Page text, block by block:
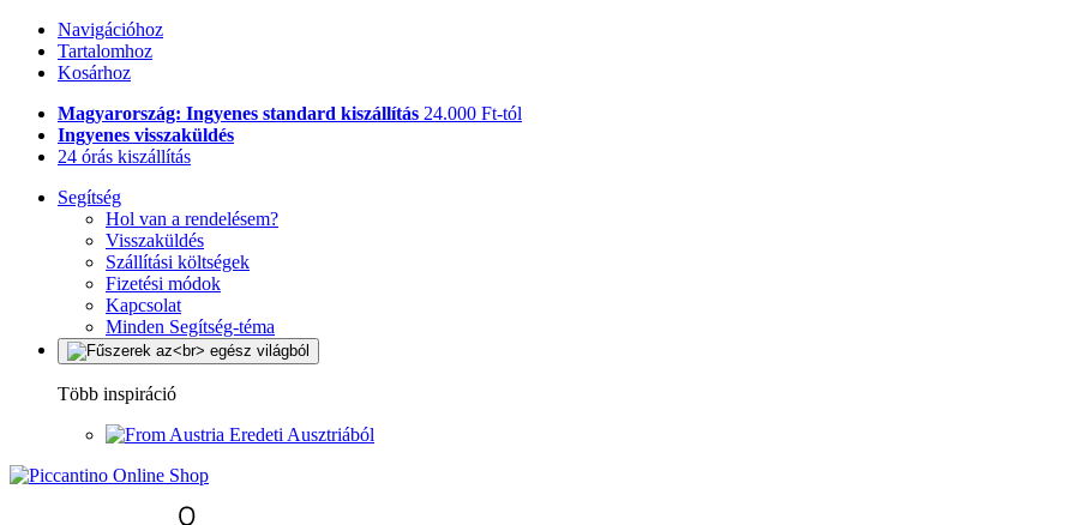
Navigációhoz
Tartalomhoz
Kosárhoz
Magyarország: Ingyenes standard kiszállítás 24.000 Ft-tól
Ingyenes visszaküldés
24 órás kiszállítás
Segítség
Hol van a rendelésem?
Visszaküldés
Szállítási költségek
Fizetési módok
Kapcsolat
Minden Segítség-téma
Több inspiráció
Eredeti Ausztriából